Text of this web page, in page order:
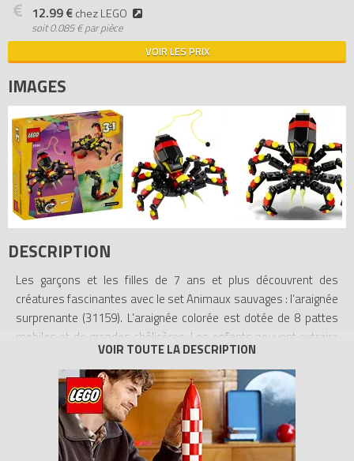
12.99 €chez LEGO
soit0.085 € par pièce
VOIR LES PRIX
IMAGES
DESCRIPTION
Les garçons et les filles de 7 ans et plus découvrent des
créatures fascinantes avec le set Animaux sauvages : l’araignée
surprenante (31159). L’araignée colorée est dotée de 8 pattes
mobiles et de grandes chélicères. Les enfants peuvent extraire
une toile jaune fluo de son dos puis la suspendre à une brique
LEGO, pour s’amuser à l’infini ou bien décorer une pièce.
Les passionnés d’animaux peuvent construire 3 créatures
différentes avec le même set : une araignée LEGO accompagnée
d’un fil extensible, un scorpion ou un serpent majestueux. Les 3